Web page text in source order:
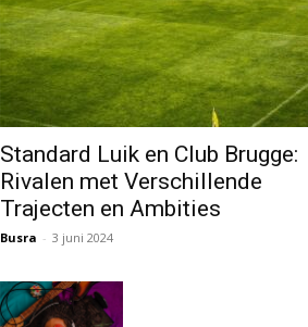
Standard Luik en Club Brugge:
Rivalen met Verschillende
Trajecten en Ambities
Busra - 3 juni 2024